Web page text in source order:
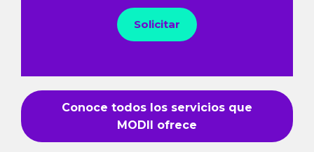
Solicitar
Conoce todos los servicios que
MODII ofrece